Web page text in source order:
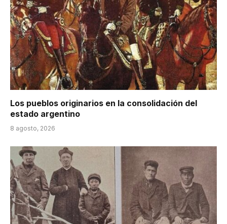
Los pueblos originarios en la consolidación del
estado argentino
8 agosto, 2026